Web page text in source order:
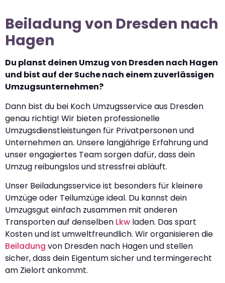
Beiladung von Dresden nach
Hagen
Du planst deinen Umzug von Dresden nach Hagen
und bist auf der Suche nach einem zuverlässigen
Umzugsunternehmen?
Dann bist du bei Koch Umzugsservice aus Dresden
genau richtig! Wir bieten professionelle
Umzugsdienstleistungen für Privatpersonen und
Unternehmen an. Unsere langjährige Erfahrung und
unser engagiertes Team sorgen dafür, dass dein
Umzug reibungslos und stressfrei abläuft.
Unser Beiladungsservice ist besonders für kleinere
Umzüge oder Teilumzüge ideal. Du kannst dein
Umzugsgut einfach zusammen mit anderen
Transporten auf denselben Lkw laden. Das spart
Kosten und ist umweltfreundlich. Wir organisieren die
Beiladung von Dresden nach Hagen und stellen
sicher, dass dein Eigentum sicher und termingerecht
am Zielort ankommt.